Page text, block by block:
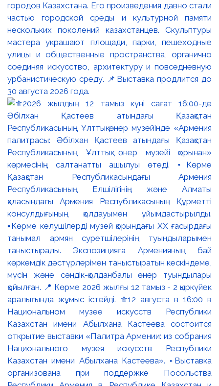
городов Казахстана. Его произведения давно стали
частью городской среды и культурной памяти
нескольких поколений казахстанцев. Скульптуры
мастера украшают площади, парки, пешеходные
улицы и общественные пространства, органично
соединяя искусство, архитектуру и повседневную
урбанистическую среду. 📌Выставка продлится до
30 августа 2026 года.